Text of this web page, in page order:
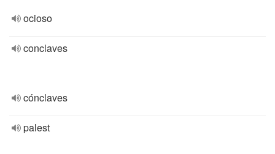
ocioso
conclaves
cónclaves
palest